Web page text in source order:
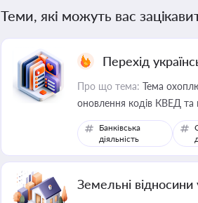
Теми, які можуть вас
Перехід
Про що тема: Тема
оновлення кодів КВЕД та
Банківська
діяльність
Земельні відносини